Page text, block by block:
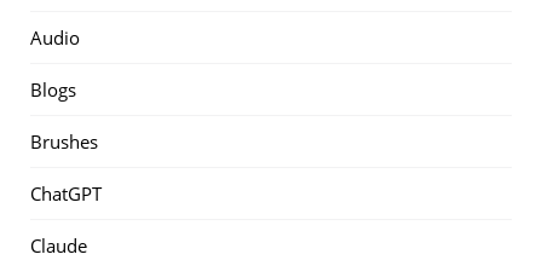
Audio
Blogs
Brushes
ChatGPT
Claude